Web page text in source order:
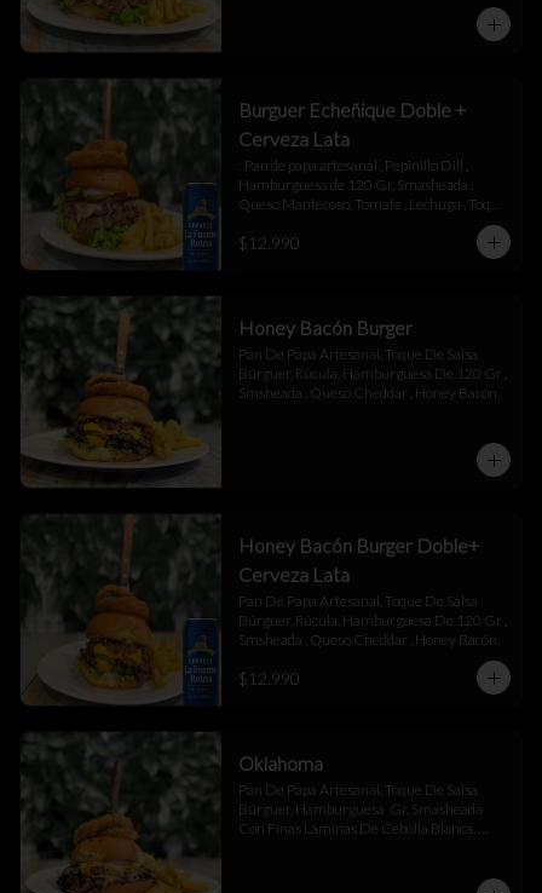
Burguer Echeñique Doble +
Cerveza Lata
: Pan de papa artesanal , Pepinillo Dill ,
Hamburguesa de 120 Gr, Smasheada ,
Queso Mantecoso, Tomate , Lechuga , Toque
$12.990
Honey Bacón Burger
Pan De Papa Artesanal, Toque De Salsa
Búrguer, Rúcula, Hamburguesa De 120 Gr ,
Smsheada , Queso Cheddar , Honey Bacón.
Honey Bacón Burger Doble+
Cerveza Lata
Pan De Papa Artesanal, Toque De Salsa
Búrguer, Rúcula, Hamburguesa De 120 Gr ,
Smsheada , Queso Cheddar , Honey Bacón.
$12.990
Oklahoma
Pan De Papa Artesanal, Toque De Salsa
Búrguer, Hamburguesa  Gr, Smasheada
Con Finas Láminas De Cebolla Blanca,